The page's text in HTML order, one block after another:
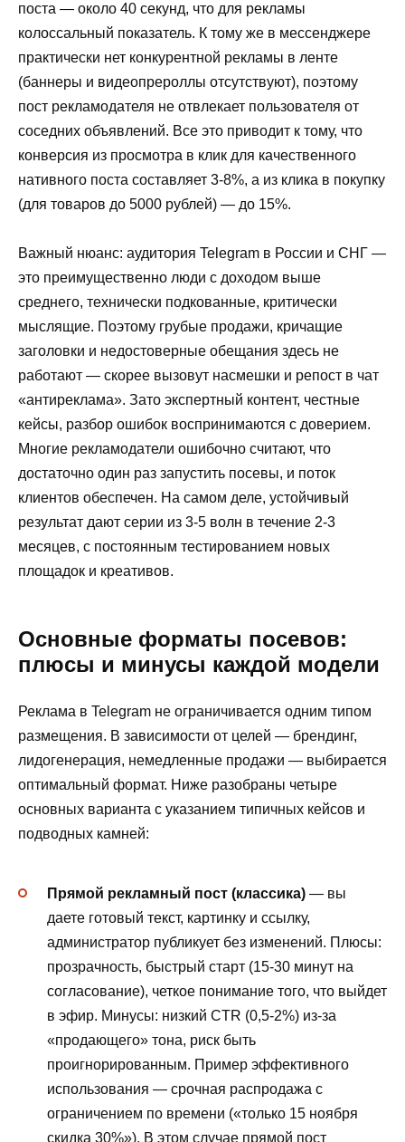
поста — около 40 секунд, что для рекламы
колоссальный показатель. К тому же в мессенджере
практически нет конкурентной рекламы в ленте
(баннеры и видеопрероллы отсутствуют), поэтому
пост рекламодателя не отвлекает пользователя от
соседних объявлений. Все это приводит к тому, что
конверсия из просмотра в клик для качественного
нативного поста составляет 3-8%, а из клика в покупку
(для товаров до 5000 рублей) — до 15%.
Важный нюанс: аудитория Telegram в России и СНГ —
это преимущественно люди с доходом выше
среднего, технически подкованные, критически
мыслящие. Поэтому грубые продажи, кричащие
заголовки и недостоверные обещания здесь не
работают — скорее вызовут насмешки и репост в чат
«антиреклама». Зато экспертный контент, честные
кейсы, разбор ошибок воспринимаются с доверием.
Многие рекламодатели ошибочно считают, что
достаточно один раз запустить посевы, и поток
клиентов обеспечен. На самом деле, устойчивый
результат дают серии из 3-5 волн в течение 2-3
месяцев, с постоянным тестированием новых
площадок и креативов.
Основные форматы посевов:
плюсы и минусы каждой модели
Реклама в Telegram не ограничивается одним типом
размещения. В зависимости от целей — брендинг,
лидогенерация, немедленные продажи — выбирается
оптимальный формат. Ниже разобраны четыре
основных варианта с указанием типичных кейсов и
подводных камней:
Прямой рекламный пост (классика) — вы
даете готовый текст, картинку и ссылку,
администратор публикует без изменений. Плюсы:
прозрачность, быстрый старт (15-30 минут на
согласование), четкое понимание того, что выйдет
в эфир. Минусы: низкий CTR (0,5-2%) из-за
«продающего» тона, риск быть
проигнорированным. Пример эффективного
использования — срочная распродажа с
ограничением по времени («только 15 ноября
скидка 30%»). В этом случае прямой пост